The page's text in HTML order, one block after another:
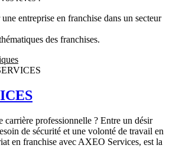
entreprise en franchise dans un secteur
des franchises.
carrière professionnelle ? Entre un désir
de sécurité et une volonté de travail en
en franchise avec AXEO Services, est la